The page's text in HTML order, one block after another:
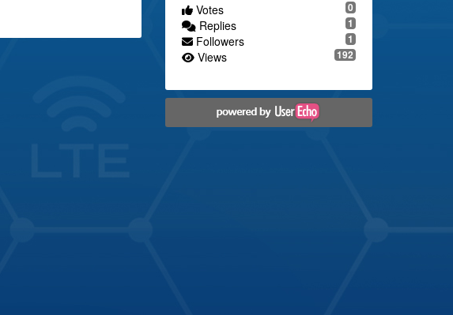
0
Votes
1
Replies
1
Followers
192
Views